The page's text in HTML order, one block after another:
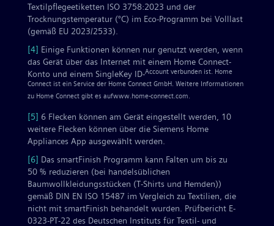
Textilpflegeetiketten ISO 3758:2023 und der
Trocknungstemperatur (°C) im Eco-Programm bei Volllast
(gemäß EU 2023/2533).
[4] Einige Funktionen können nur genutzt werden, wenn
das Gerät über das Internet mit einem Home Connect-
Konto und einem SingleKey ID-Account verbunden ist. Home
Connect ist ein Service der Home Connect GmbH. Weitere Informationen
zu Home Connect gibt es aufwww.home-connect.com.
[5] 6 Flecken können am Gerät eingestellt werden, 10
weitere Flecken können über die Siemens Home
Appliances App ausgewählt werden.
[6] Das smartFinish Programm kann Falten um bis zu
50 % reduzieren (bei handelsüblichen
Baumwollkleidungsstücken (T-Shirts und Hemden))
gemäß DIN EN ISO 15487 im Vergleich zu Textilien, die
nicht mit smartFinish behandelt wurden. Prüfbericht E-
0323-PT-22 des Deutschen Instituts für Textil- und